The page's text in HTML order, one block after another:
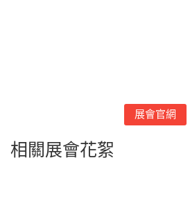
展會官網
相關展會花絮